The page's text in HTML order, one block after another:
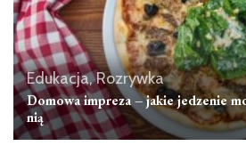
Edukacja, Rozrywka
Domowa impreza – jakie jedzenie
nią